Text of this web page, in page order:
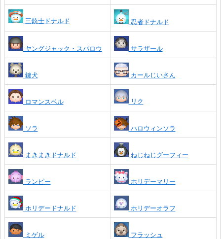
三銃士ドナルド 忍者ドナルド
ヤングジャック・スパロウ サラザール
鍵犬 カールじいさん
ロマンスベル リク
ソラ ハロウィンソラ
まきまきドナルド ねじねじグーフィー
ランピー ホリデーマリー
ホリデードナルド ホリデーオラフ
ミゲル フラッシュ